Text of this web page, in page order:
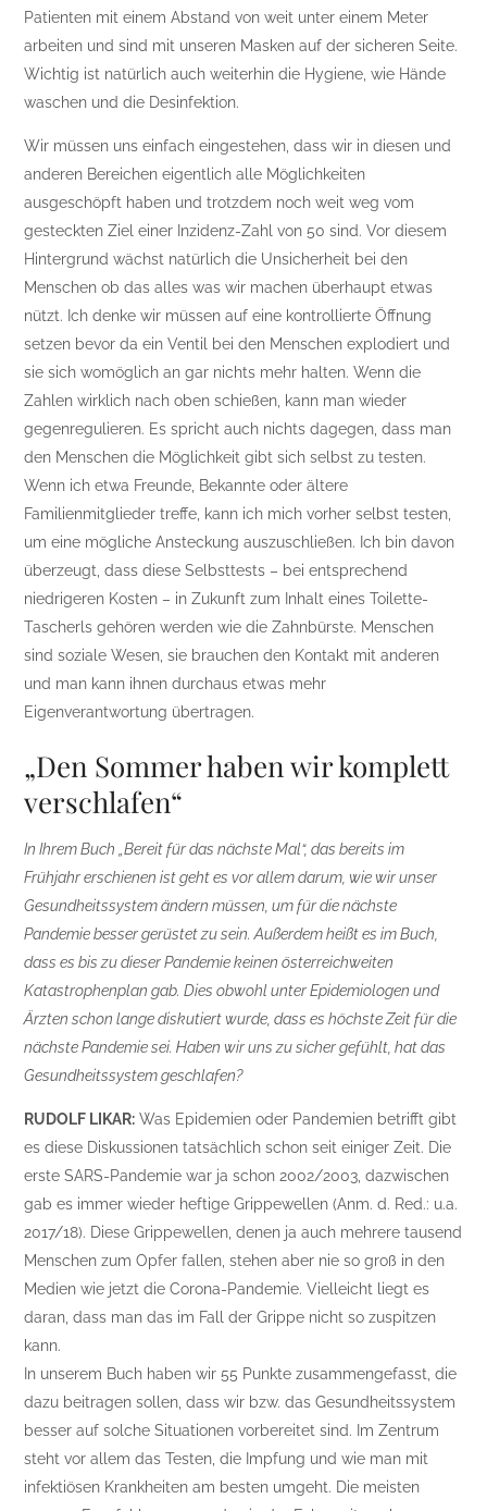
Patienten mit einem Abstand von weit unter einem Meter
arbeiten und sind mit unseren Masken auf der sicheren Seite.
Wichtig ist natürlich auch weiterhin die Hygiene, wie Hände
waschen und die Desinfektion.
Wir müssen uns einfach eingestehen, dass wir in diesen und
anderen Bereichen eigentlich alle Möglichkeiten
ausgeschöpft haben und trotzdem noch weit weg vom
gesteckten Ziel einer Inzidenz-Zahl von 50 sind. Vor diesem
Hintergrund wächst natürlich die Unsicherheit bei den
Menschen ob das alles was wir machen überhaupt etwas
nützt. Ich denke wir müssen auf eine kontrollierte Öffnung
setzen bevor da ein Ventil bei den Menschen explodiert und
sie sich womöglich an gar nichts mehr halten. Wenn die
Zahlen wirklich nach oben schießen, kann man wieder
gegenregulieren. Es spricht auch nichts dagegen, dass man
den Menschen die Möglichkeit gibt sich selbst zu testen.
Wenn ich etwa Freunde, Bekannte oder ältere
Familienmitglieder treffe, kann ich mich vorher selbst testen,
um eine mögliche Ansteckung auszuschließen. Ich bin davon
überzeugt, dass diese Selbsttests – bei entsprechend
niedrigeren Kosten – in Zukunft zum Inhalt eines Toilette-
Tascherls gehören werden wie die Zahnbürste. Menschen
sind soziale Wesen, sie brauchen den Kontakt mit anderen
und man kann ihnen durchaus etwas mehr
Eigenverantwortung übertragen.
„Den Sommer haben wir komplett
verschlafen“
In Ihrem Buch „Bereit für das nächste Mal“, das bereits im
Frühjahr erschienen ist geht es vor allem darum, wie wir unser
Gesundheitssystem ändern müssen, um für die nächste
Pandemie besser gerüstet zu sein. Außerdem heißt es im Buch,
dass es bis zu dieser Pandemie keinen österreichweiten
Katastrophenplan gab. Dies obwohl unter Epidemiologen und
Ärzten schon lange diskutiert wurde, dass es höchste Zeit für die
nächste Pandemie sei. Haben wir uns zu sicher gefühlt, hat das
Gesundheitssystem geschlafen?
RUDOLF LIKAR: Was Epidemien oder Pandemien betrifft gibt
es diese Diskussionen tatsächlich schon seit einiger Zeit. Die
erste SARS-Pandemie war ja schon 2002/2003, dazwischen
gab es immer wieder heftige Grippewellen (Anm. d. Red.: u.a.
2017/18). Diese Grippewellen, denen ja auch mehrere tausend
Menschen zum Opfer fallen, stehen aber nie so groß in den
Medien wie jetzt die Corona-Pandemie. Vielleicht liegt es
daran, dass man das im Fall der Grippe nicht so zuspitzen
kann.
In unserem Buch haben wir 55 Punkte zusammengefasst, die
dazu beitragen sollen, dass wir bzw. das Gesundheitssystem
besser auf solche Situationen vorbereitet sind. Im Zentrum
steht vor allem das Testen, die Impfung und wie man mit
infektiösen Krankheiten am besten umgeht. Die meisten